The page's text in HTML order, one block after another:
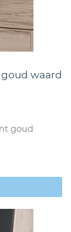
waard
goud